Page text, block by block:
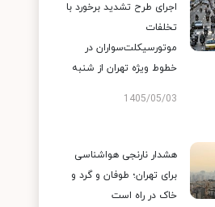
اجرای طرح تشدید برخورد با
تخلفات
موتورسیکلت‌سواران در
خطوط ویژه تهران از شنبه
1405/05/03
هشدار نارنجی هواشناسی
برای تهران؛ طوفان و گرد و
خاک در راه است